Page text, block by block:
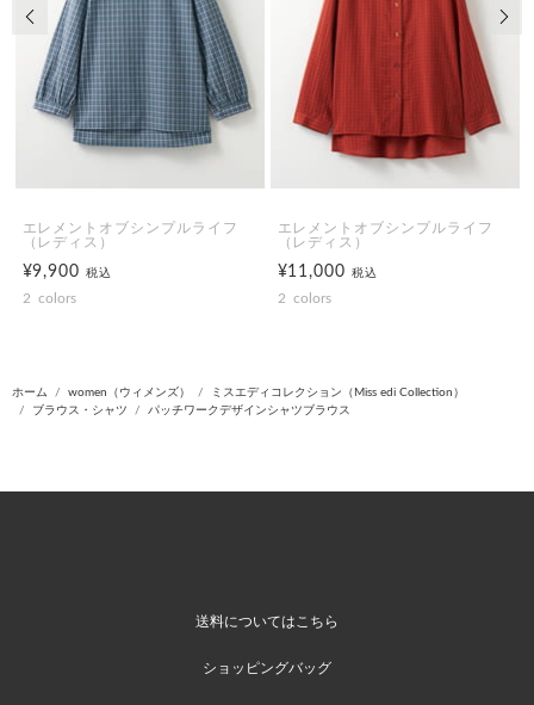
エレメントオブシンプルライフ
（レディス）
¥9,900税込
2 colors
エレメントオブシンプルライフ
（レディス）
¥11,000税込
2 colors
前の画像
ホーム women（ウィメンズ）
ミスエディコレクション（Miss edi Collection）
ブラウス・シャツ
パッチワークデザインシャツブラウス
送料についてはこちら
ショッピングバッグ